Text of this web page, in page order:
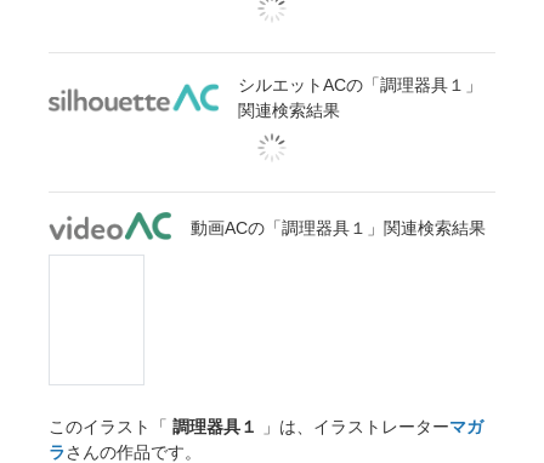
シルエットACの「調理器具１」
関連検索結果
動画ACの「調理器具１」関連検索結果
このイラスト「 調理器具１ 」は、イラストレーターマガ
ラさんの作品です。